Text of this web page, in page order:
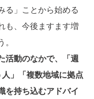
る」ことから始める
も、今後ますます増
。
活動のなかで、「週
」「複数地域に拠点
を持ち込むアドバイ